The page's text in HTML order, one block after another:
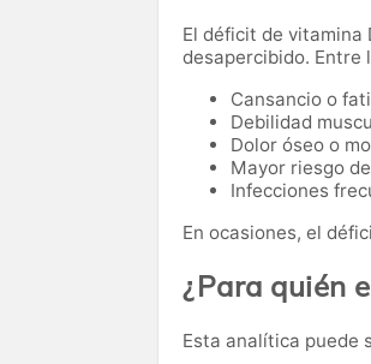
El déficit de vitamina
desapercibido. Entre
Cansancio o
Debilidad
Dolor óseo o
Mayor riesgo
Infecciones
En ocasiones, el
¿Para quién
Esta analítica puede